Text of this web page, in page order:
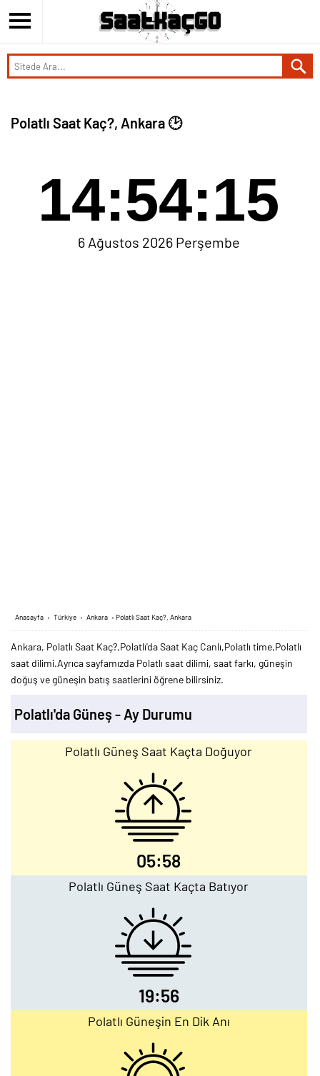
Polatlı Saat Kaç?, Ankara 🕑
14:54:15
6 Ağustos 2026 Perşembe
Anasayfa › Türkiye › Ankara › Polatlı Saat Kaç?, Ankara
Ankara, Polatlı Saat Kaç?,Polatlı'da Saat Kaç Canlı,Polatlı time,Polatlı
saat dilimi.Ayrıca sayfamızda Polatlı saat dilimi, saat farkı, güneşin
doğuş ve güneşin batış saatlerini öğrene bilirsiniz.
Polatlı'da Güneş - Ay Durumu
Polatlı Güneş Saat Kaçta Doğuyor
05:58
Polatlı Güneş Saat Kaçta Batıyor
19:56
Polatlı Güneşin En Dik Anı